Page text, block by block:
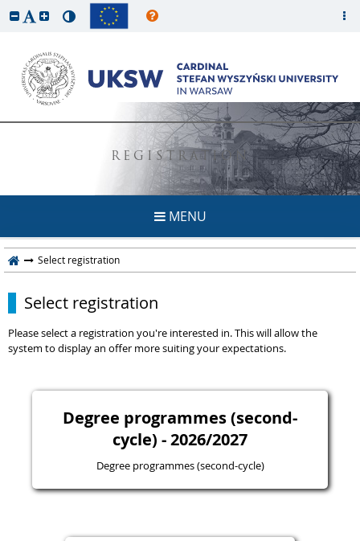
REGISTRATION
MENU
Select registration
Select registration
Please select a registration you're interested in. This will allow the
system to display an offer more suiting your expectations.
Degree programmes (second-
cycle) - 2026/2027
Degree programmes (second-cycle)